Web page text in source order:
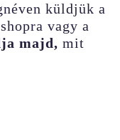
küldjük a
vagy a
majd, mit